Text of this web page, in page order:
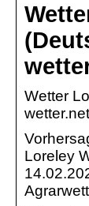
Wetter
wetter.net
Loreley